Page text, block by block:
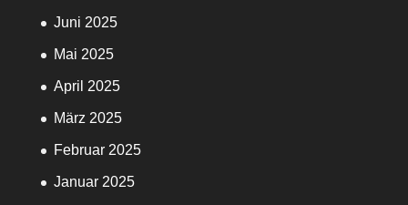
Juni 2025
Mai 2025
April 2025
März 2025
Februar 2025
Januar 2025